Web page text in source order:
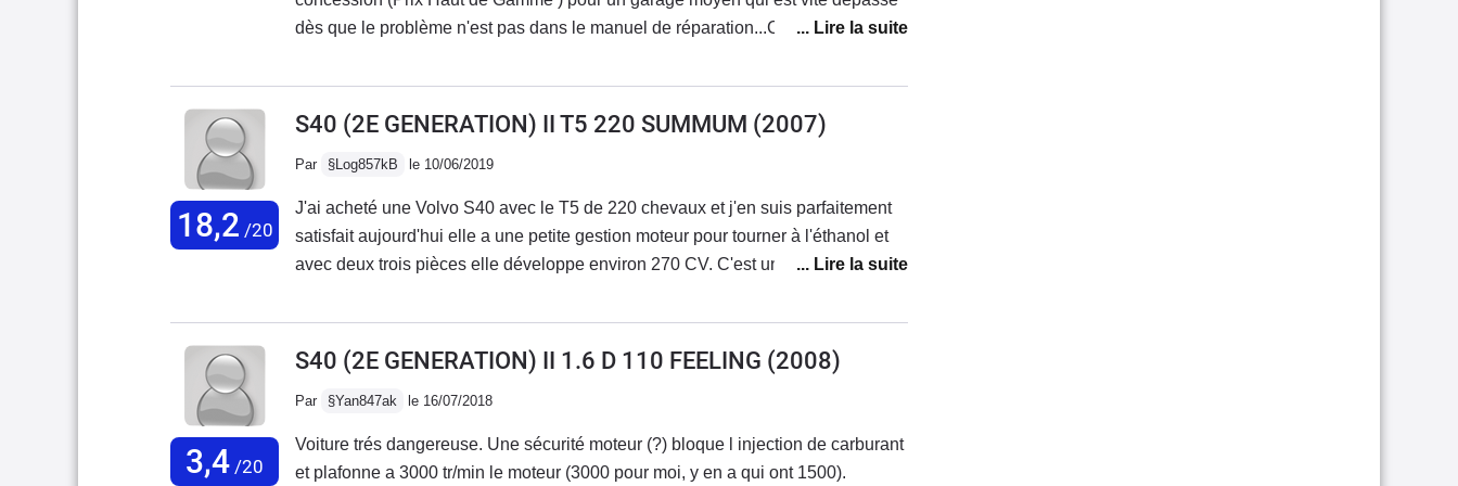
dès que le problème n'est pas dans le manuel de réparation...Cliquetis
mn...Usure des pneumatiques en facette...Bruit avant droit côté roue non
permanent... Bon on se lasse de l'incompétence..Pour une marque qui se
prétend Haut de Gamme...Cela doit être la gamme qui débute tout en
Bas..Moteur vaillant sans être vif ( 116 ch PSA )Confortable et agréable à
conduireDécidé á éventuellement la remplacer par une occasion chez la même
concession d'achat je suis parti en courant....Reprise de la voiture en dessous
de son argus..La voiture entretenue chez eux est en parfait état !
18,2 /20
S40 (2E GENERATION) II T5 220 SUMMUM (2007)
Par §Log857kB le 10/06/2019
J'ai acheté une Volvo S40 avec le T5 de 220 chevaux et j'en suis parfaitement
satisfait aujourd'hui elle a une petite gestion moteur pour tourner à l'éthanol et
avec deux trois pièces elle développe environ 270 CV. C'est une voiture
summun (full cuir).
3,4 /20
S40 (2E GENERATION) II 1.6 D 110 FEELING (2008)
Par §Yan847ak le 16/07/2018
Voiture trés dangereuse. Une sécurité moteur (?) bloque l injection de carburant
et plafonne a 3000 tr/min le moteur (3000 pour moi, y en a qui ont 1500).